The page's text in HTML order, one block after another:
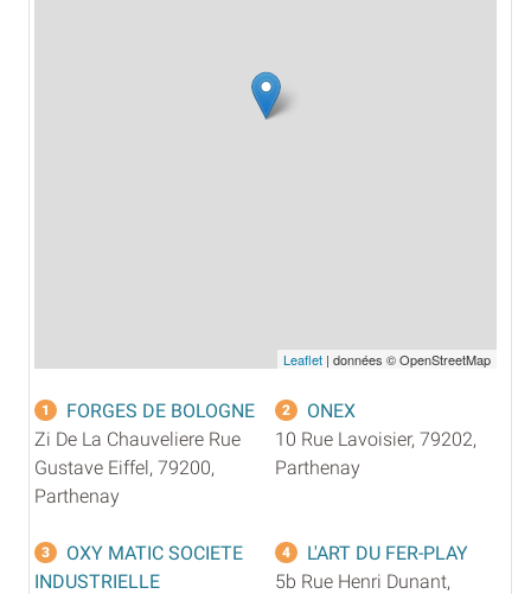
Leaflet | données © OpenStreetMap
1
FORGES DE BOLOGNE
Zi De La Chauveliere Rue
Gustave Eiffel, 79200,
Parthenay
2
ONEX
10 Rue Lavoisier, 79202,
Parthenay
3
OXY MATIC SOCIETE
INDUSTRIELLE
4
L'ART DU FER-PLAY
5b Rue Henri Dunant,